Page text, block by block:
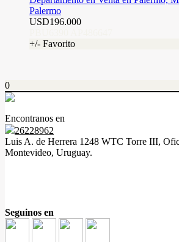
Palermo
USD196.000
+/- Favorito
0
Encontranos en
26228962
Luis A. de Herrera 1248 WTC Torre III,
Montevideo, Uruguay.
Seguinos en